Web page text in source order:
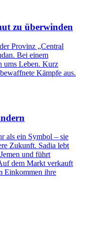
zu überwinden
Provinz „Central
Bei einem
ums Leben. Kurz
Kämpfe aus.
als ein Symbol – sie
Zukunft. Sadia lebt
und führt
dem Markt verkauft
Einkommen ihre